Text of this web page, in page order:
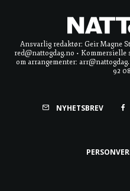
Ansvarlig redaktør: Geir Magne
red@nattogdag.no • Kommersielle
om arrangementer:
92
NYHETSBREV